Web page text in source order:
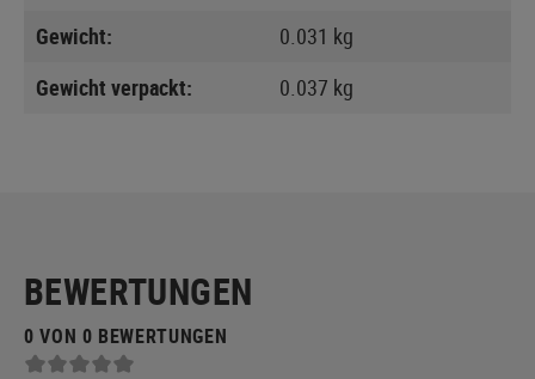
Gewicht:
0.031 kg
Gewicht verpackt:
0.037 kg
BEWERTUNGEN
0 VON 0 BEWERTUNGEN